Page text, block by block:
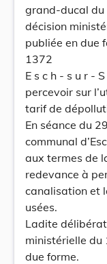
grand-ducal
décision
publiée en due
1372
E s c h - s u r -
percevoir sur
tarif de
En séance du
communal
aux termes de
redevance à
canalisation et
usées.
Ladite
ministérielle du
due forme.